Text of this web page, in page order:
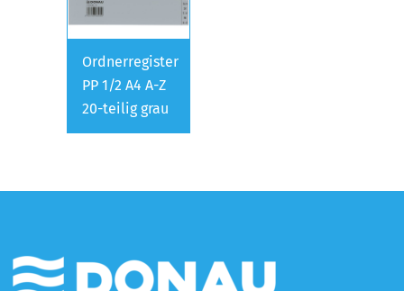
Ordnerregister
PP 1/2 A4 A-Z
20-teilig grau